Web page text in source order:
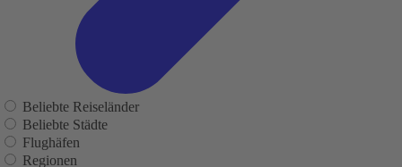
Beliebte Reiseländer
Beliebte Städte
Flughäfen
Regionen